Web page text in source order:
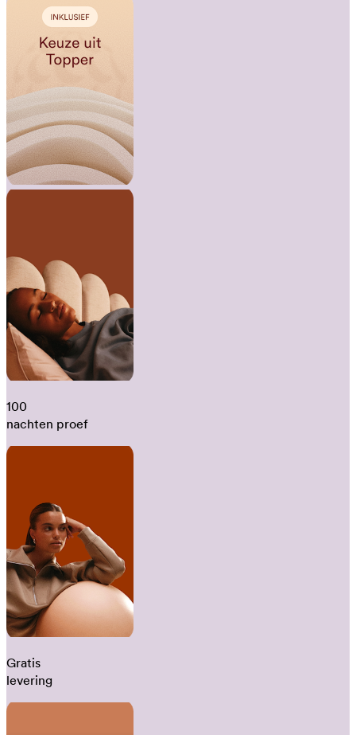
100
nachten proef
Gratis
levering